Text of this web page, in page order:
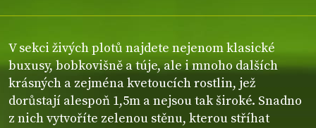
V sekci živých plotů najdete nejenom klasické
buxusy, bobkovišně a túje, ale i mnoho dalších
krásných a zejména kvetoucích rostlin, jež
dorůstají alespoň 1,5m a nejsou tak široké. Snadno
z nich vytvoříte zelenou stěnu, kterou stříhat